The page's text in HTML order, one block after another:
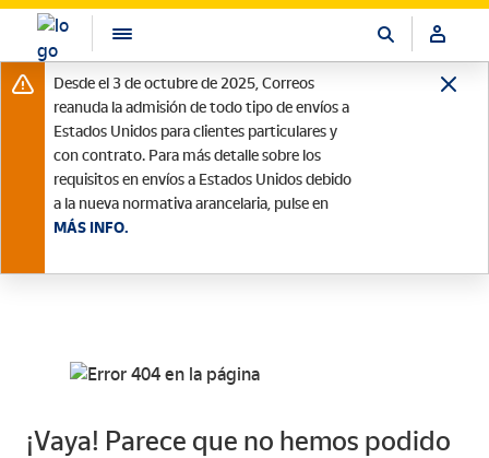
Desde el 3 de octubre de 2025, Correos
reanuda la admisión de todo tipo de envíos a
Estados Unidos para clientes particulares y
con contrato. Para más detalle sobre los
requisitos en envíos a Estados Unidos debido
a la nueva normativa arancelaria, pulse en
MÁS INFO.
¡Vaya! Parece que no hemos podido